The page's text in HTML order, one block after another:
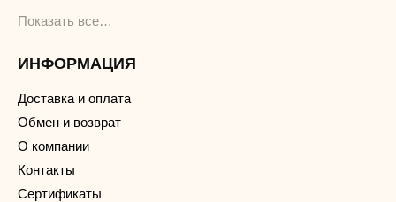
Показать все…
ИНФОРМАЦИЯ
Доставка и оплата
Обмен и возврат
О компании
Контакты
Сертификаты